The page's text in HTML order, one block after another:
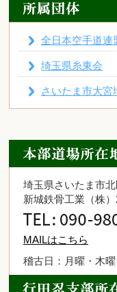
全日本空手道連
埼玉県糸東会
さいたま市大宮
埼玉県さいたま市
新城鉄骨工業（株
MAILはこちら
稽古日：月曜・木